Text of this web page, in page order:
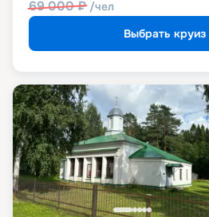
69 000₽ /чел
Выбрать круиз